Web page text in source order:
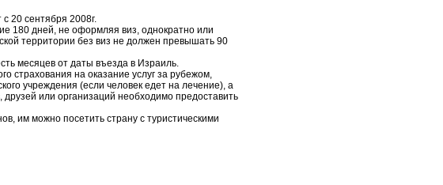
20 сентября 2008г.
180 дней, не оформляя виз, однократно или
территории без виз не должен превышать 90
месяцев от даты въезда в Израиль.
страхования на оказание услуг за рубежом,
учреждения (если человек едет на лечение), а
или организаций необходимо предоставить
им можно посетить страну с туристическими